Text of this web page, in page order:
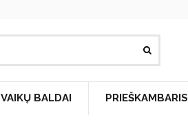
VAIKŲ BALDAI PRIEŠKAMBARIS